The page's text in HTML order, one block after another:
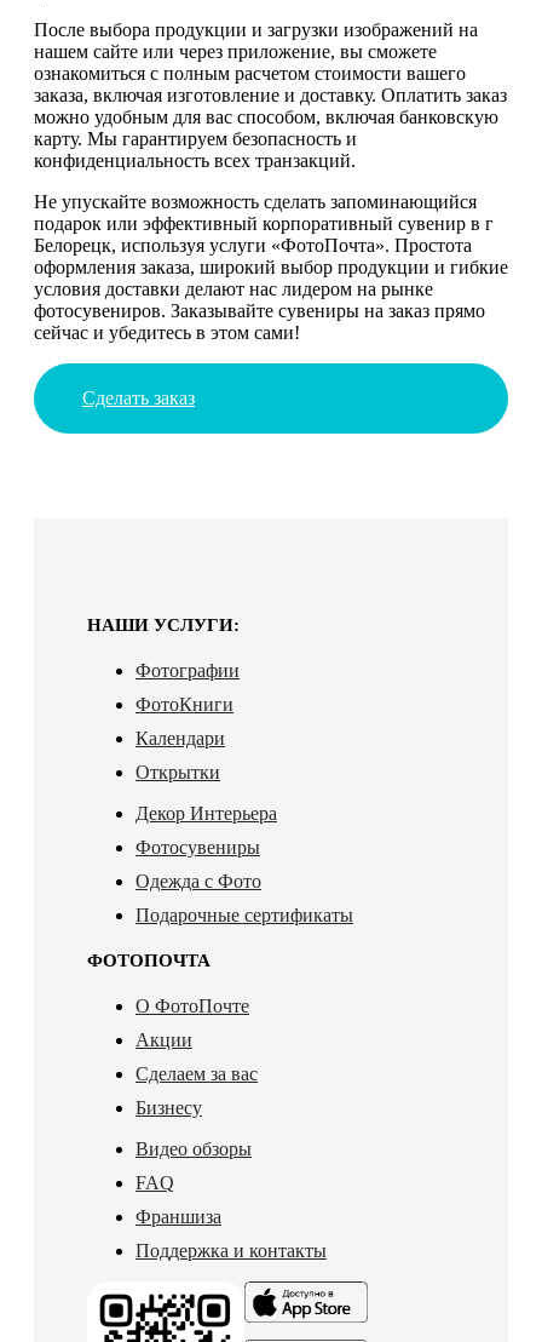
После выбора продукции и загрузки изображений на
нашем сайте или через приложение, вы сможете
ознакомиться с полным расчетом стоимости вашего
заказа, включая изготовление и доставку. Оплатить заказ
можно удобным для вас способом, включая банковскую
карту. Мы гарантируем безопасность и
конфиденциальность всех транзакций.
Не упускайте возможность сделать запоминающийся
подарок или эффективный корпоративный сувенир в г
Белорецк, используя услуги «ФотоПочта». Простота
оформления заказа, широкий выбор продукции и гибкие
условия доставки делают нас лидером на рынке
фотосувениров. Заказывайте сувениры на заказ прямо
сейчас и убедитесь в этом сами!
Сделать заказ
НАШИ УСЛУГИ:
Фотографии
ФотоКниги
Календари
Открытки
Декор Интерьера
Фотосувениры
Одежда с Фото
Подарочные сертификаты
ФОТОПОЧТА
О ФотоПочте
Акции
Сделаем за вас
Бизнесу
Видео обзоры
FAQ
Франшиза
Поддержка и контакты